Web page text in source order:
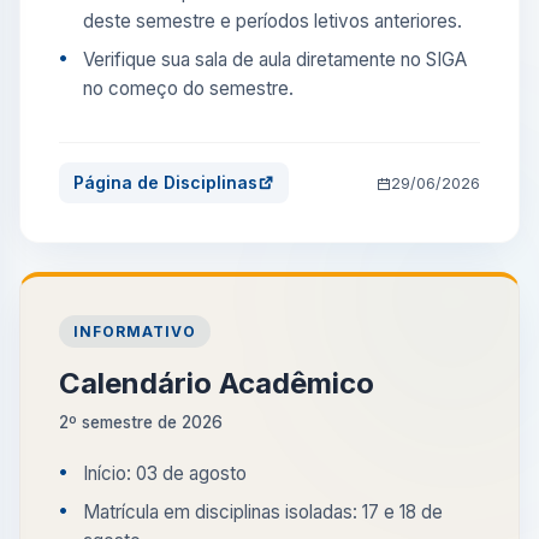
deste semestre e períodos letivos anteriores.
Verifique sua sala de aula diretamente no SIGA
no começo do semestre.
Página de Disciplinas 29/06/2026
INFORMATIVO
Calendário Acadêmico
2º semestre de 2026
Início: 03 de agosto
Matrícula em disciplinas isoladas: 17 e 18 de